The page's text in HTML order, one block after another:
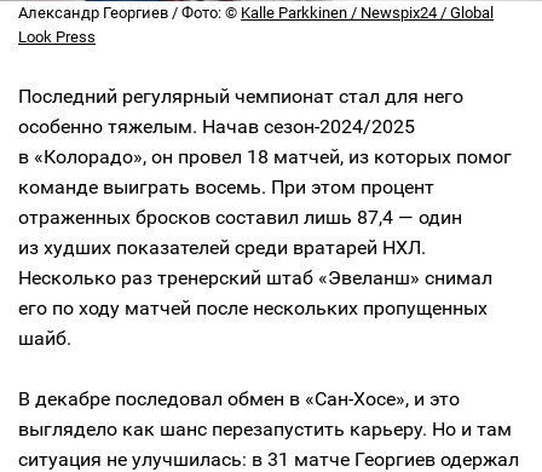
Александр Георгиев / Фото: © Kalle Parkkinen / Newspix24 / Global
Look Press
Последний регулярный чемпионат стал для него
особенно тяжелым. Начав сезон-2024/2025
в «Колорадо», он провел 18 матчей, из которых помог
команде выиграть восемь. При этом процент
отраженных бросков составил лишь 87,4 — один
из худших показателей среди вратарей НХЛ.
Несколько раз тренерский штаб «Эвеланш» снимал
его по ходу матчей после нескольких пропущенных
шайб.
В декабре последовал обмен в «Сан-Хосе», и это
выглядело как шанс перезапустить карьеру. Но и там
ситуация не улучшилась: в 31 матче Георгиев одержал